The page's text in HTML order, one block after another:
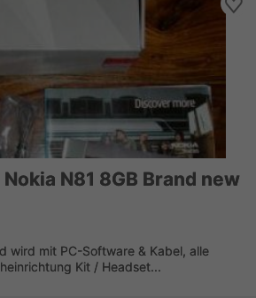
N81 8GB Brand new
wird mit PC-Software & Kabel, alle
Kit / Headset...